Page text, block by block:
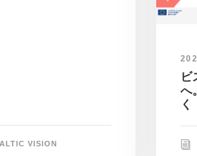
VISION
ビ
へ
く